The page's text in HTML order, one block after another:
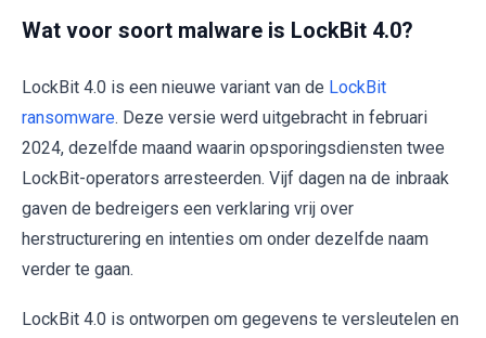
Wat voor soort malware is LockBit 4.0?
LockBit 4.0 is een nieuwe variant van de LockBit
ransomware. Deze versie werd uitgebracht in februari
2024, dezelfde maand waarin opsporingsdiensten twee
LockBit-operators arresteerden. Vijf dagen na de inbraak
gaven de bedreigers een verklaring vrij over
herstructurering en intenties om onder dezelfde naam
verder te gaan.
LockBit 4.0 is ontworpen om gegevens te versleutelen en